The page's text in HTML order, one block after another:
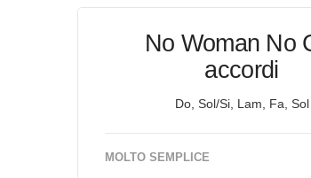
No Woman No
accordi
Do, Sol/Si, Lam, Fa, Sol
MOLTO SEMPLICE